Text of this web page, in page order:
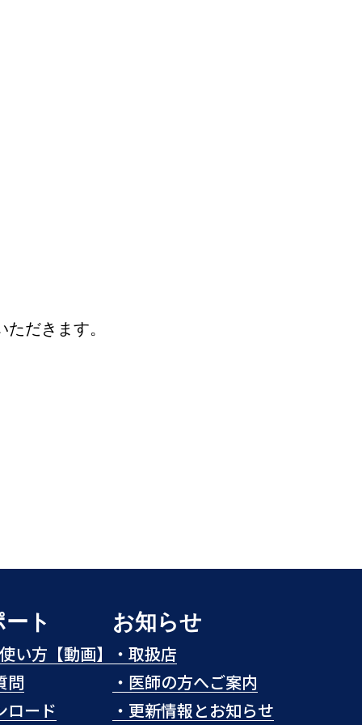
だきます。
ト
い方【動画】
問
ロード
お知らせ
・ 取扱店
・ 医師の方へご案内
・ 更新情報とお知らせ